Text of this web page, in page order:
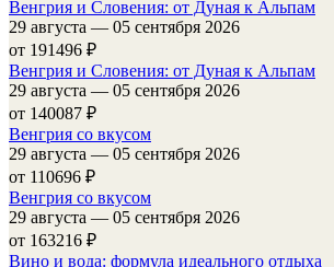
Венгрия и Словения: от Дуная к Альпам
29 августа — 05 сентября 2026
от 191496 ₽
Венгрия и Словения: от Дуная к Альпам
29 августа — 05 сентября 2026
от 140087 ₽
Венгрия со вкусом
29 августа — 05 сентября 2026
от 110696 ₽
Венгрия со вкусом
29 августа — 05 сентября 2026
от 163216 ₽
Вино и вода: формула идеального отдыха